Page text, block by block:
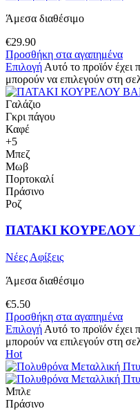
Άμεσα διαθέσιμο
€29.90
Προσθήκη στα αγαπημένα
Επιλογή Αυτό το προϊόν έχει
μπορούν να επιλεγούν στη
Γαλάζιο
Γκρι πάγου
Καφέ
+5
Μπεζ
Μωβ
Πορτοκαλί
Πράσινο
Ροζ
ΠΑΤΑΚΙ ΚΟΥΡΕΛΟΥ
Νέες Αφίξεις
Άμεσα διαθέσιμο
€5.50
Προσθήκη στα αγαπημένα
Επιλογή Αυτό το προϊόν έχει
μπορούν να επιλεγούν στη
Hot
Μπλε
Πράσινο